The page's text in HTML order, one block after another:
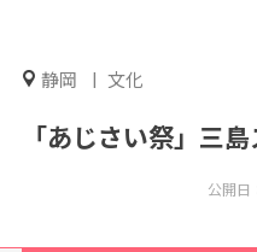
静岡 文化
「あじさい祭」三
公開日